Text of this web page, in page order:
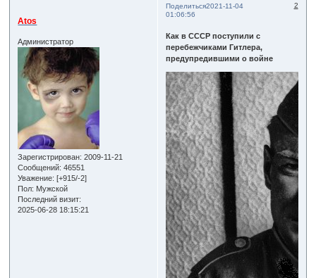
Поделиться 2
2021-11-04
01:06:56
Atos
Администратор
Зарегистрирован: 2009-11-21
Сообщений: 46551
Уважение: [+915/-2]
Пол: Мужской
Последний визит:
2025-06-28 18:15:21
Как в СССР поступили с
перебежчиками Гитлера,
предупредившими о войне